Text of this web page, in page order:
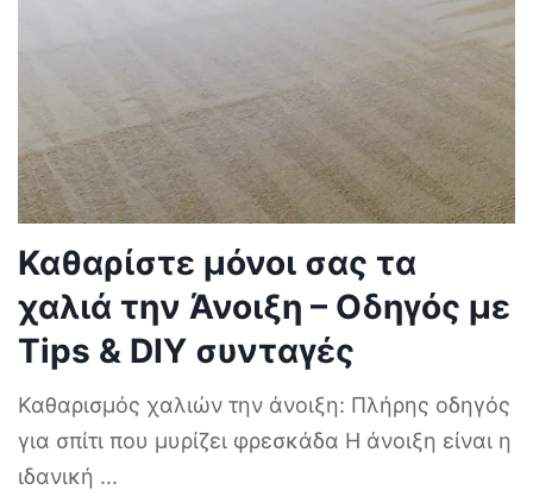
Καθαρίστε μόνοι σας τα
χαλιά την Άνοιξη – Οδηγός με
Tips & DIY συνταγές
Καθαρισμός χαλιών την άνοιξη: Πλήρης οδηγός
για σπίτι που μυρίζει φρεσκάδα Η άνοιξη είναι η
ιδανική ...